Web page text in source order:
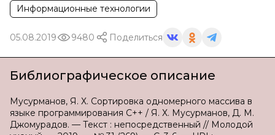
Информационные технологии
05.08.2019 9480 Поделиться
Библиографическое описание
Мусурманов, Я. Х. Сортировка одномерного массива в
языке программирования C++ / Я. Х. Мусурманов, Д. М.
Джомурадов. — Текст : непосредственный // Молодой